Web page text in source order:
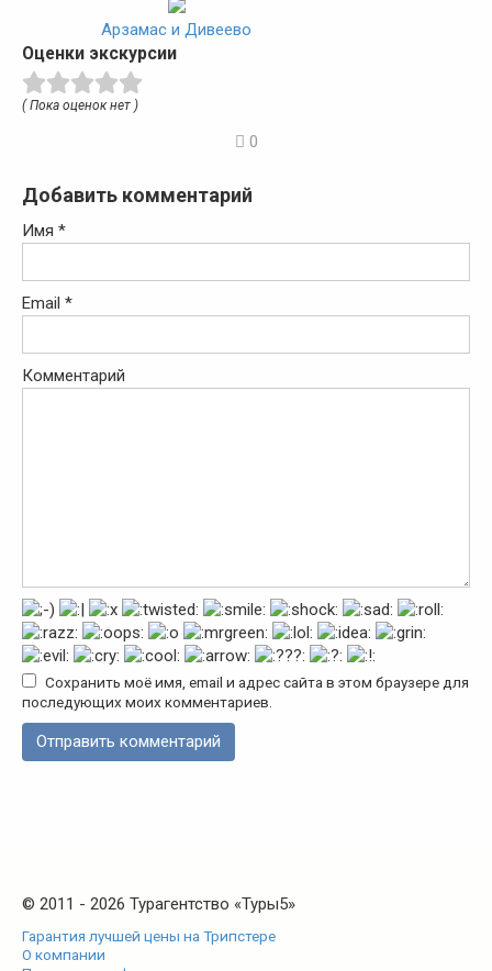
Арзамас и Дивеево
Оценки экскурсии
( Пока оценок нет )
0
Добавить комментарий
Имя *
Email *
Комментарий
Сохранить моё имя, email и адрес сайта в этом браузере для
последующих моих комментариев.
© 2011 - 2026 Турагентство «Туры5»
Гарантия лучшей цены на Трипстере
О компании